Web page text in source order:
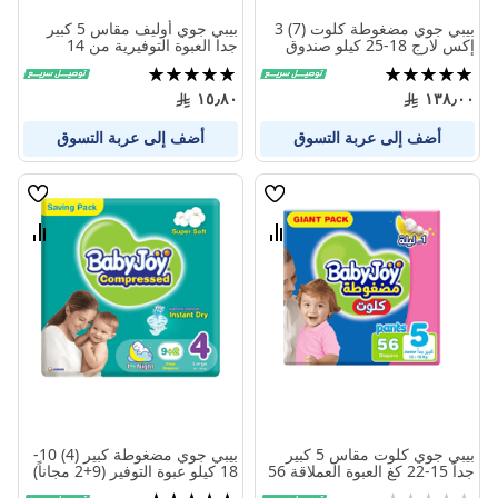
بيبي جوي مضغوطة كلوت (7) 3
إكس لارج 18-25 كيلو صندوق
جامبو 52 حفاضة
تقييم:
100%
١٣٨٫٠٠
أضف إلى عربة التسوق
بيبي جوي أوليف مقاس 5 كبير
جدا العبوة التوفيرية من 14
الى23 كيلو 8 حفاض
تقييم:
100%
١٥٫٨٠
أضف إلى عربة التسوق
قائمة
قارن
بيبي جوي كلوت مقاس 5 كبير
جداً 15-22 كغ العبوة العملاقة 56
قائمة
قارن
بيبي جوي مضغوطة كبير (4) 10-
18 كيلو عبوة التوفير (9+2 مجاناً)
11 حفاض